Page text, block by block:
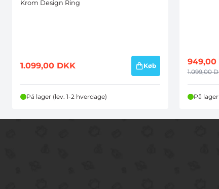
Krom Design Ring
1.099,00 DKK Køb
På lager (lev. 1-2 hverdage)
949,00
1.099,00
På